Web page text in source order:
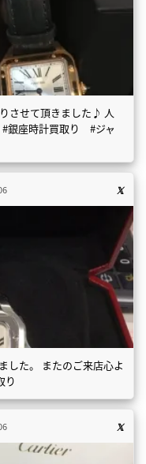
させて頂きました♪ 人
#銀座時計買取り #ジャ
した。 またのご来店心よ
り